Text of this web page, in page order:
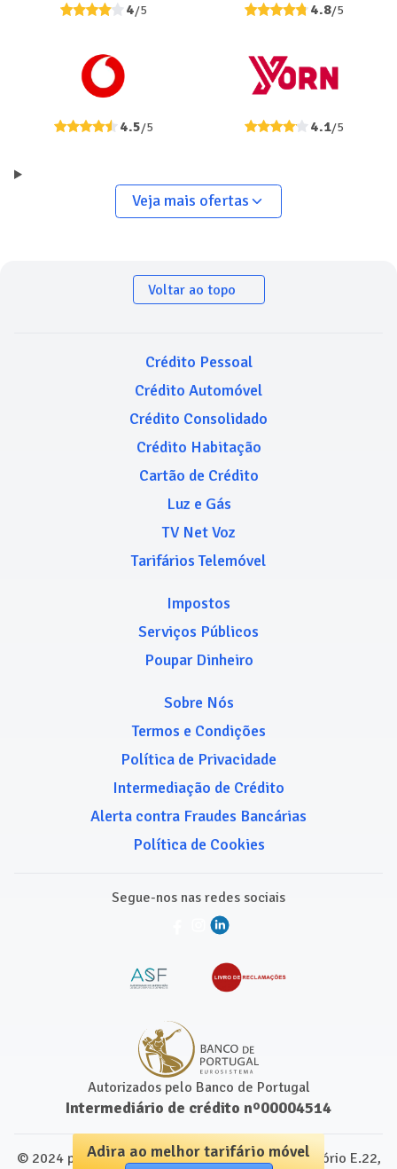
4/5 4.8/5
4.5/5 4.1/5
Veja mais ofertas
Adira ao melhor tarifário móvel
Voltar ao topo
Crédito Pessoal
Crédito Automóvel
Crédito Consolidado
Crédito Habitação
Cartão de Crédito
Luz e Gás
TV Net Voz
Tarifários Telemóvel
Impostos
Serviços Públicos
Poupar Dinheiro
Sobre Nós
Termos e Condições
Política de Privacidade
Intermediação de Crédito
Alerta contra Fraudes Bancárias
Política de Cookies
Autorizados pelo Banco de Portugal
Intermediário de crédito nº00004514
Segue-nos nas redes sociais
© 2024 para Comparamais.pt. Leap Centre, Escritório E.22,